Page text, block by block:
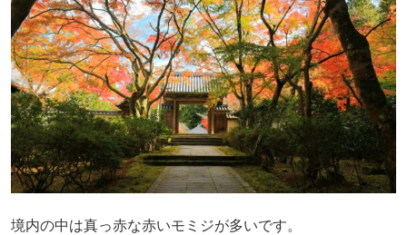
境内の中は真っ赤な赤いモミジが多いです。